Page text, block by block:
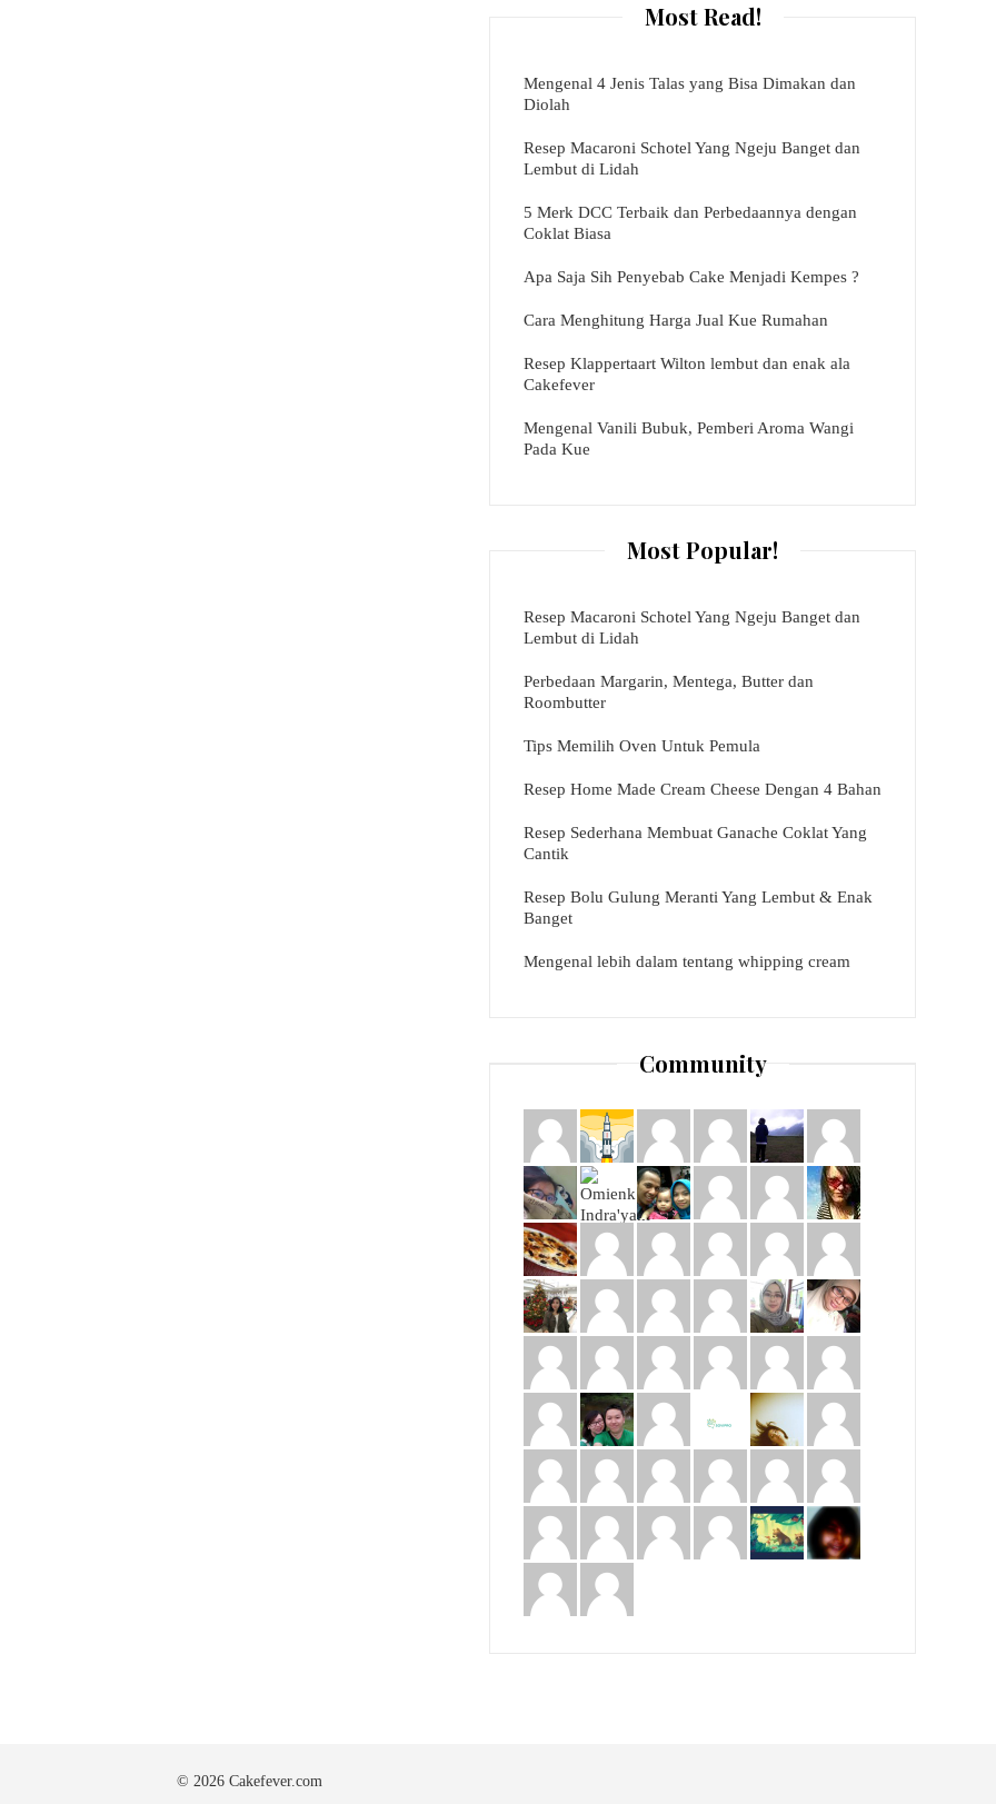
Most Read!
Mengenal 4 Jenis Talas yang Bisa Dimakan dan
Diolah
Resep Macaroni Schotel Yang Ngeju Banget dan
Lembut di Lidah
5 Merk DCC Terbaik dan Perbedaannya dengan
Coklat Biasa
Apa Saja Sih Penyebab Cake Menjadi Kempes ?
Cara Menghitung Harga Jual Kue Rumahan
Resep Klappertaart Wilton lembut dan enak ala
Cakefever
Mengenal Vanili Bubuk, Pemberi Aroma Wangi
Pada Kue
Most Popular!
Resep Macaroni Schotel Yang Ngeju Banget dan
Lembut di Lidah
Perbedaan Margarin, Mentega, Butter dan
Roombutter
Tips Memilih Oven Untuk Pemula
Resep Home Made Cream Cheese Dengan 4 Bahan
Resep Sederhana Membuat Ganache Coklat Yang
Cantik
Resep Bolu Gulung Meranti Yang Lembut & Enak
Banget
Mengenal lebih dalam tentang whipping cream
Community
© 2026 Cakefever.com